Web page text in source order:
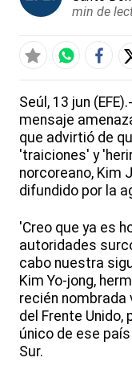
min de
Seúl, 13 jun
mensaje
que advirtió de
'traiciones' y
norcoreano, Kim
difundido por la
'Creo que ya es
autoridades
cabo nuestra
Kim Yo-jong,
recién
del Frente
único de ese
Sur.